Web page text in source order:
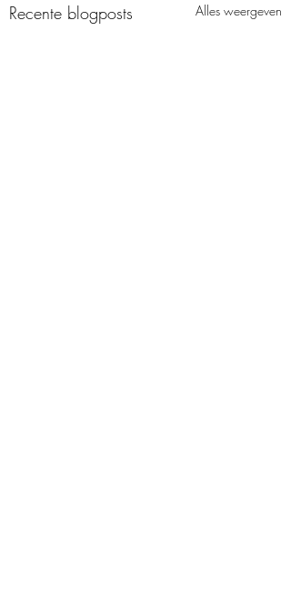
Recente blogposts Alles weergeven